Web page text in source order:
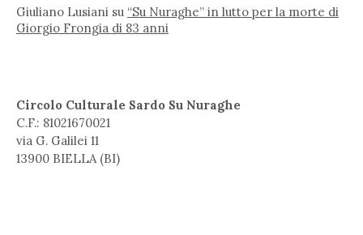
Giuliano Lusiani su “Su Nuraghe” in lutto per la morte di
Giorgio Frongia di 83 anni
Circolo Culturale Sardo Su Nuraghe
C.F.: 81021670021
via G. Galilei 11
13900 BIELLA (BI)